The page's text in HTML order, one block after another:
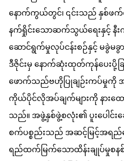
နောက်ကွယ်တွင်၊ ၎င်းသည် နှစ်ဖက်
နက်ရှိုင်းသောဆက်သွယ်ရေးနှင့် နီးက
ဆောင်ရွက်မှုလုပ်ငန်းစဉ်နှင့် မခွဲမခွ
ဒီဇိုင်းမှ နောက်ဆုံးထုတ်ကုန်ပေးပို့
ဖောက်သည်ဗဟိုပြုချဉ်းကပ်မှုကို အ
ကိုယ်ပိုင်လိုအပ်ချက်များကို နားထေ
သည်။ အဖွဲ့နှစ်ဖွဲ့စလုံး၏ ပူးပေါင်းဆေ
စက်ပစ္စည်းသည် အဆင့်မြင့်အရည်ပ
ရည်ထက်မြက်သောထိန်းချုပ်မှုစနစ်ကို